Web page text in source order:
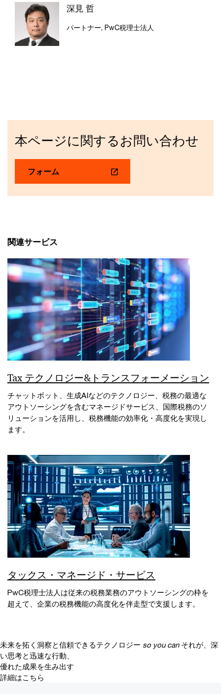
深見 哲
パートナー, PwC税理士法人
本ページに関するお問い合わせ
フォーム
関連サービス
Tax テクノロジー&トランスフォーメーション
チャットボット、生成AIなどのテクノロジー、税務の最適な
アウトソーシングを含むマネージドサービス、国際税務のソ
リューションを活用し、税務機能の効率化・高度化を実現し
ます。
タックス・マネージド・サービス
PwC税理士法人は従来の税務業務のアウトソーシングの枠を
超えて、企業の税務機能の高度化を伴走型で支援します。
未来を拓く洞察と信頼できるテクノロジー so you can それが、深
い思考と迅速な行動、
優れた成果を生み出す
詳細はこちら